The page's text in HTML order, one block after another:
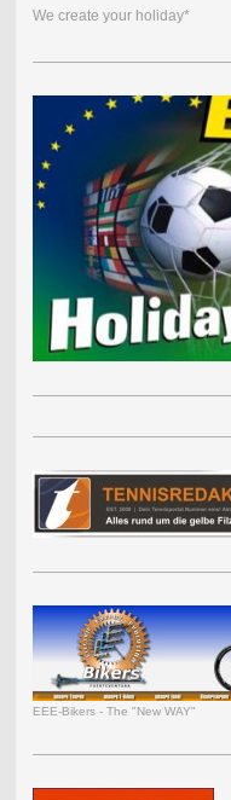
We create your holiday*
EEE-Bikers - The "New WAY"